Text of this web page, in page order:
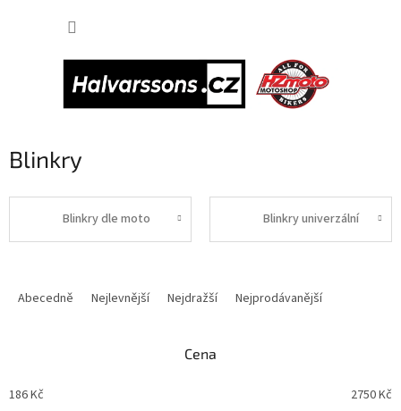
Blinkry
Blinkry dle moto Blinkry univerzální
p
Abecedně Nejlevnější Nejdražší Nejprodávanější
Cena
186Kč 2750Kč